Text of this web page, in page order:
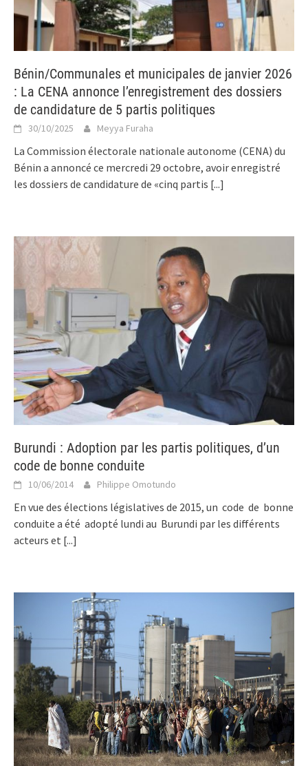
Bénin/Communales et municipales de janvier 2026
: La CENA annonce l’enregistrement des dossiers
de candidature de 5 partis politiques
30/10/2025 Meyya Furaha
La Commission électorale nationale autonome (CENA) du
Bénin a annoncé ce mercredi 29 octobre, avoir enregistré
les dossiers de candidature de «cinq partis [...]
Burundi : Adoption par les partis politiques, d’un
code de bonne conduite
10/06/2014 Philippe Omotundo
En vue des élections législatives de 2015, un code de bonne
conduite a été adopté lundi au Burundi par les différents
acteurs et [...]